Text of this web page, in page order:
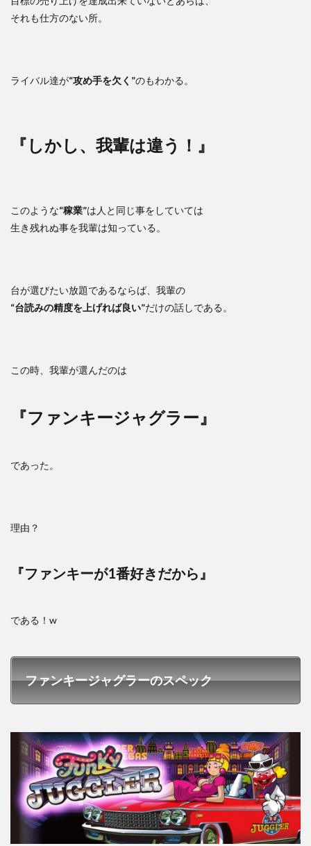
それも仕方のない所。
ライバル達が“攻め手を欠く”のもわかる。
『しかし、我輩は違う！』
このような“稼業”は人と同じ事をしていては
生き残れぬ事を我輩は知っている。
台が選びたい放題であるならば、我輩の
“台読みの精度を上げれば良い”だけの話しである。
この時、我輩が選んだのは
『ファンキージャグラー』
であった。
理由？
『ファンキーが1番好きだから』
である！w
ファンキージャグラーのスペック